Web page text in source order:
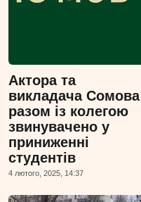
Актора та
викладача Сомова
разом із колегою
звинувачено у
приниженні
студентів
4 лютого, 2025, 14:37